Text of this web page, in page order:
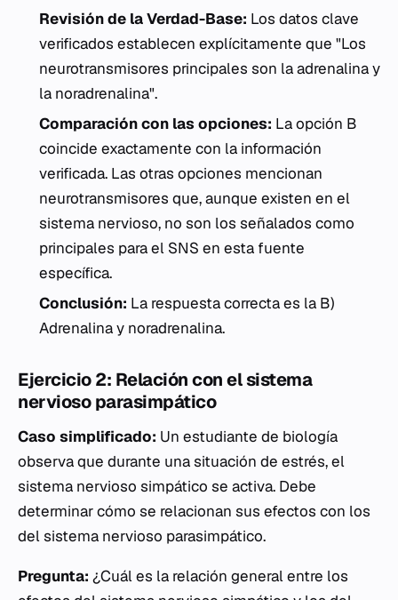
Revisión de la Verdad-Base: Los datos clave
verificados establecen explícitamente que "Los
neurotransmisores principales son la adrenalina y
la noradrenalina".
Comparación con las opciones: La opción B
coincide exactamente con la información
verificada. Las otras opciones mencionan
neurotransmisores que, aunque existen en el
sistema nervioso, no son los señalados como
principales para el SNS en esta fuente
específica.
Conclusión: La respuesta correcta es la B)
Adrenalina y noradrenalina.
Ejercicio 2: Relación con el sistema
nervioso parasimpático
Caso simplificado: Un estudiante de biología
observa que durante una situación de estrés, el
sistema nervioso simpático se activa. Debe
determinar cómo se relacionan sus efectos con los
del sistema nervioso parasimpático.
Pregunta: ¿Cuál es la relación general entre los